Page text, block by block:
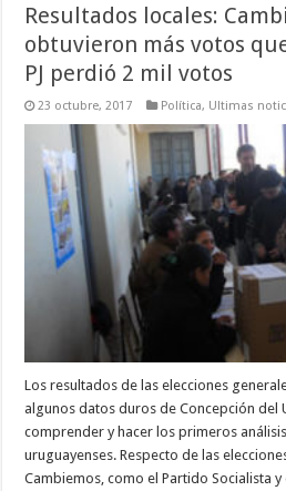
Resultados locales:
obtuvieron más votos
PJ perdió 2 mil votos
23 octubre, 2017 Política, Ultimas
Los resultados de las elecciones
algunos datos duros de Concepción del
comprender y hacer los primeros
uruguayenses. Respecto de las
Cambiemos, como el Partido Socialista y